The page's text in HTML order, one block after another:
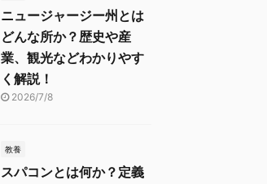
ニュージャージー州とは
どんな所か？歴史や産
業、観光などわかりやす
く解説！
2026/7/8
教養
スパコンとは何か？定義